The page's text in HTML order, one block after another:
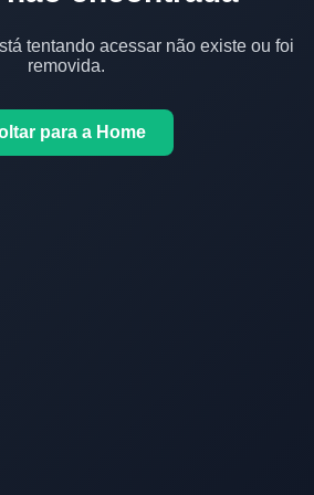
tentando acessar não existe ou foi
removida.
para a Home